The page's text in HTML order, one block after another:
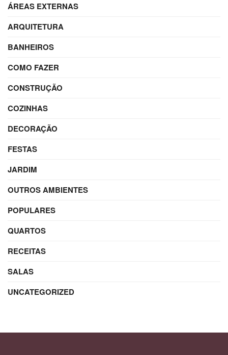
ÁREAS EXTERNAS
ARQUITETURA
BANHEIROS
COMO FAZER
CONSTRUÇÃO
COZINHAS
DECORAÇÃO
FESTAS
JARDIM
OUTROS AMBIENTES
POPULARES
QUARTOS
RECEITAS
SALAS
UNCATEGORIZED